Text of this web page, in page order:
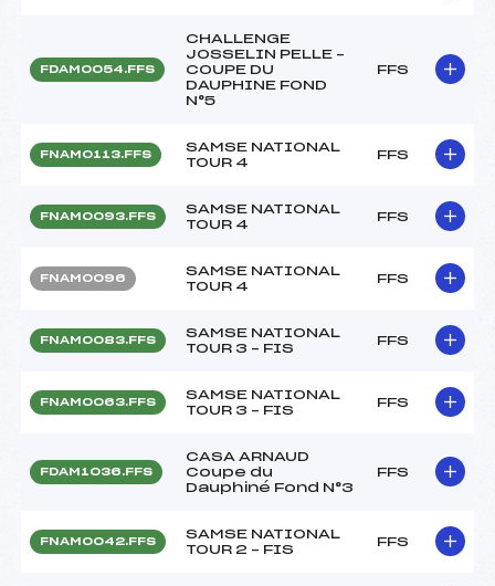
FDAM0054.FFS
CHALLENGE
JOSSELIN PELLE –
COUPE DU
DAUPHINE FOND
N°5
FFS
FNAM0113.FFS
SAMSE NATIONAL
TOUR 4
FFS
FNAM0093.FFS
SAMSE NATIONAL
TOUR 4
FFS
FNAM0096
SAMSE NATIONAL
TOUR 4
FFS
FNAM0083.FFS
SAMSE NATIONAL
TOUR 3 – FIS
FFS
FNAM0063.FFS
SAMSE NATIONAL
TOUR 3 – FIS
FFS
FDAM1036.FFS
CASA ARNAUD
Coupe du
Dauphiné Fond N°3
FFS
FNAM0042.FFS
SAMSE NATIONAL
TOUR 2 – FIS
FFS